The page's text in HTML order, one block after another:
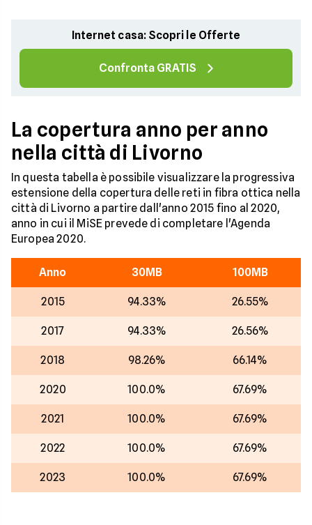
Internet casa: Scopri le Offerte
Confronta GRATIS
La copertura anno per anno
nella città di Livorno
In questa tabella è possibile visualizzare la progressiva
estensione della copertura delle reti in fibra ottica nella
città di Livorno a partire dall'anno 2015 fino al 2020,
anno in cui il MiSE prevede di completare l'Agenda
Europea 2020.
Anno 30MB 100MB
2015 94.33% 26.55%
2017 94.33% 26.56%
2018 98.26% 66.14%
2020 100.0% 67.69%
2021 100.0% 67.69%
2022 100.0% 67.69%
2023 100.0% 67.69%